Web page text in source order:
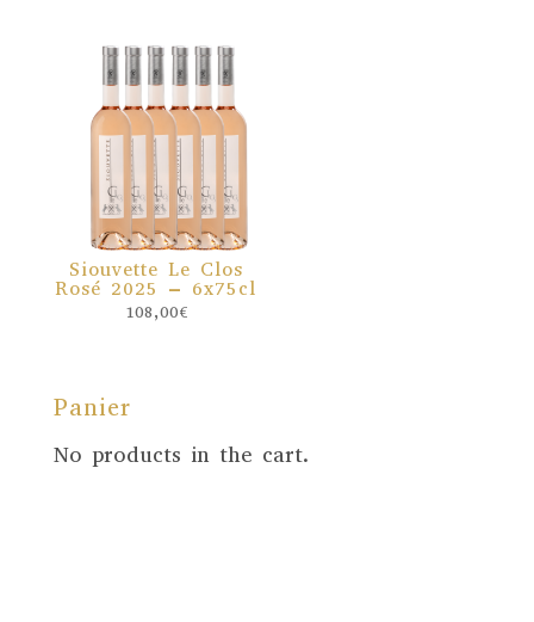
Siouvette Le Clos
Rosé 2025 – 6x75cl
108,00€
Panier
No products in the cart.